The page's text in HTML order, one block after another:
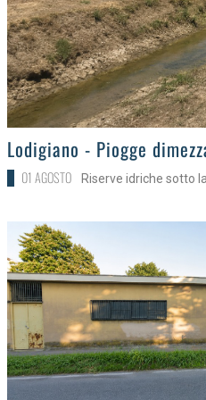
>Lodigiano - Piogge
01 AGOSTO Riserve idriche sotto